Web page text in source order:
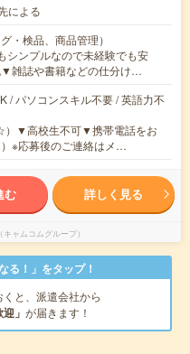
による
・検品、商品管理）
シンプルなので未経験でも安
雑誌や書籍などの仕分け…
/ パソコンスキル不要 / 英語力不
）▼高校生不可▼携帯電話をお
※応募後のご連絡はメ…
む 詳しく見る
ャムコムグループ）
！」をタップ！
くと、派遣会社から
」 が届きます！